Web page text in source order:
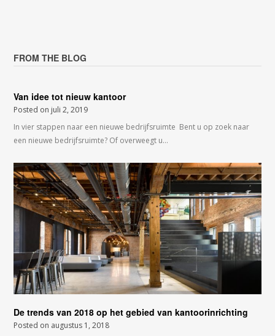
FROM THE BLOG
Van idee tot nieuw kantoor
Posted on juli 2, 2019
In vier stappen naar een nieuwe bedrijfsruimte Bent u op zoek naar
een nieuwe bedrijfsruimte? Of overweegt u…
De trends van 2018 op het gebied van kantoorinrichting
Posted on augustus 1, 2018